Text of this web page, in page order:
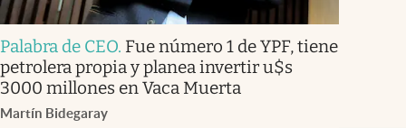
Palabra de CEO. Fue número 1 de YPF, tiene
petrolera propia y planea invertir u$s
3000 millones en Vaca Muerta
Martín Bidegaray